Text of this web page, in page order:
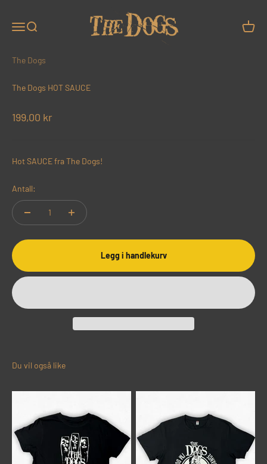
MenySøk
The Dogs
The Dogs HOT SAUCE
Salgspris
199,00 kr
Hot SAUCE fra The Dogs!
Antall:
Legg i handlekurv